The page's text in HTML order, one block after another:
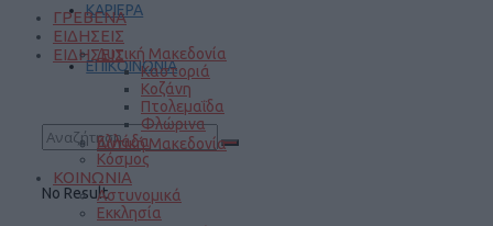
ΚΑΡΙΕΡΑ
ΕΠΙΚΟΙΝΩΝΙΑ
No Result
ΕΙΔΗΣΕΙΣ
Δυτική Μακεδονία
ΓΡΕΒΕΝΑ
ΕΙΔΗΣΕΙΣ
Δυτική Μακεδονία
Καστοριά
Κοζάνη
Πτολεμαΐδα
Φλώρινα
Ελλάδα
Κόσμος
ΚΟΙΝΩΝΙΑ
Αστυνομικά
Εκκλησία